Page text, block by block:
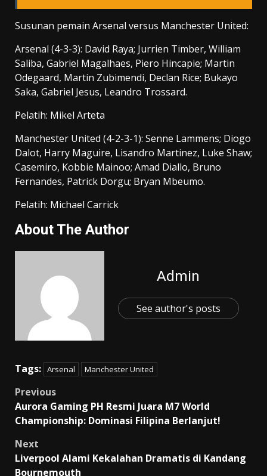
Susunan pemain Arsenal versus Manchester United:
Arsenal (4-3-3): David Raya; Jurrien Timber, William
Saliba, Gabriel Magalhaes, Piero Hincapie; Martin
Odegaard, Martin Zubimendi, Declan Rice; Bukayo
Saka, Gabriel Jesus, Leandro Trossard.
Pelatih: Mikel Arteta
Manchester United (4-2-3-1): Senne Lammens; Diogo
Dalot, Harry Maguire, Lisandro Martinez, Luke Shaw;
Casemiro, Kobbie Mainoo; Amad Diallo, Bruno
Fernandes, Patrick Dorgu; Bryan Mbeumo.
Pelatih: Michael Carrick
About The Author
Admin
See author's posts
Tags: Arsenal Manchester United
Post
navigation
Previous
Aurora Gaming PH Resmi Juara M7 World
Championship: Dominasi Filipina Berlanjut!
Next
Liverpool Alami Kekalahan Dramatis di Kandang
Bournemouth